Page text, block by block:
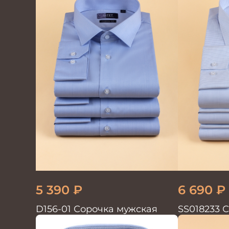
5 390 ₽
D156-01 Сорочка мужская
6 690 ₽
SS018233